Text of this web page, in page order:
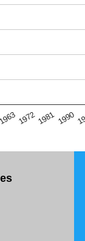
1963 19721981 1990